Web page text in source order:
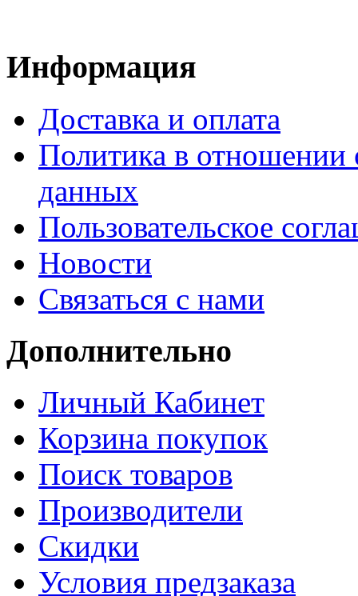
Информация
Доставка и оплата
Политика в отношении
данных
Пользовательское
Новости
Связаться с нами
Дополнительно
Личный Кабинет
Корзина покупок
Поиск товаров
Производители
Скидки
Условия предзаказа